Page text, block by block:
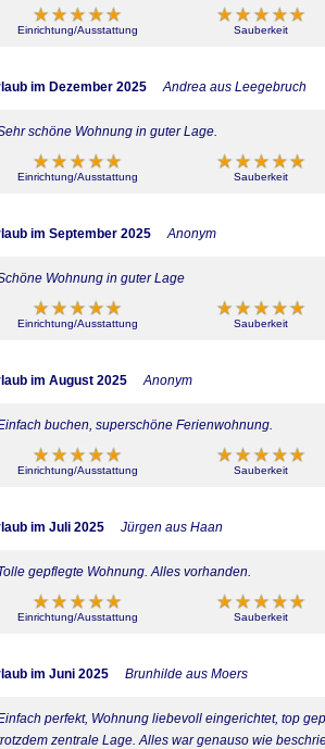
Einrichtung/Ausstattung Sauberkeit
im Dezember 2025 Andrea aus Leegebruch
schöne Wohnung in guter Lage.
Einrichtung/Ausstattung Sauberkeit
im September 2025 Anonym
Wohnung in guter Lage
Einrichtung/Ausstattung Sauberkeit
im August 2025 Anonym
buchen, superschöne Ferienwohnung.
Einrichtung/Ausstattung Sauberkeit
im Juli 2025 Jürgen aus Haan
gepflegte Wohnung. Alles vorhanden.
Einrichtung/Ausstattung Sauberkeit
im Juni 2025 Brunhilde aus Moers
perfekt, Wohnung liebevoll eingerichtet, top
zentrale Lage. Alles war genauso wie